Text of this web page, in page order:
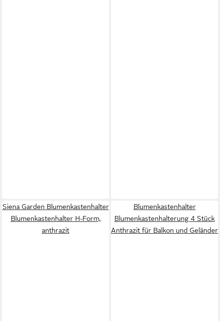
Siena Garden Blumenkastenhalter
Blumenkastenhalter H-Form,
anthrazit
Blumenkastenhalter
Blumenkastenhalterung 4 Stück
Anthrazit für Balkon und Geländer